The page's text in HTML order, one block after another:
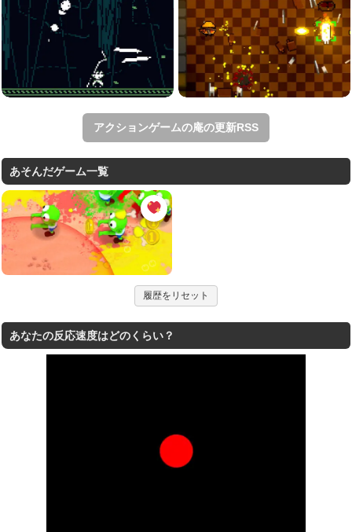
アクションゲームの庵の更新RSS
あそんだゲーム一覧
履歴をリセット
あなたの反応速度はどのくらい？